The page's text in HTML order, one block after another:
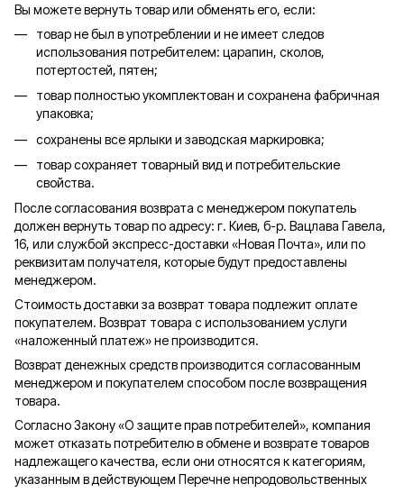
Вы можете вернуть товар или обменять его, если:
товар не был в употреблении и не имеет следов
использования потребителем: царапин, сколов,
потертостей, пятен;
товар полностью укомплектован и сохранена фабричная
упаковка;
сохранены все ярлыки и заводская маркировка;
товар сохраняет товарный вид и потребительские
свойства.
После согласования возврата с менеджером покупатель
должен вернуть товар по адресу: г. Киев, б-р. Вацлава Гавела,
16, или службой экспресс-доставки «Новая Почта», или по
реквизитам получателя, которые будут предоставлены
менеджером.
Стоимость доставки за возврат товара подлежит оплате
покупателем. Возврат товара с использованием услуги
«наложенный платеж» не производится.
Возврат денежных средств производится согласованным
менеджером и покупателем способом после возвращения
товара.
Согласно Закону «О защите прав потребителей», компания
может отказать потребителю в обмене и возврате товаров
надлежащего качества, если они относятся к категориям,
указанным в действующем Перечне непродовольственных